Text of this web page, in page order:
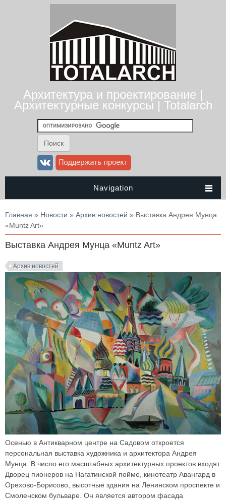
Архитектура и проектирование |
Архитектурные конкурсы | Totalarch
Navigation
Вы здесь
Главная » Новости » Архив новостей » Выставка Андрея Мунца
«Muntz Art»
Выставка Андрея Мунца «Muntz Art»
Архив новостей
Осенью в Антикварном центре на Садовом откроется
персональная выставка художника и архитектора Андрея
Мунца. В число его масштабных архитектурных проектов входят
Дворец пионеров на Нагатинской пойме, кинотеатр Авангард в
Орехово-Борисово, высотные здания на Ленинском проспекте и
Смоленском бульваре. Он является автором фасада